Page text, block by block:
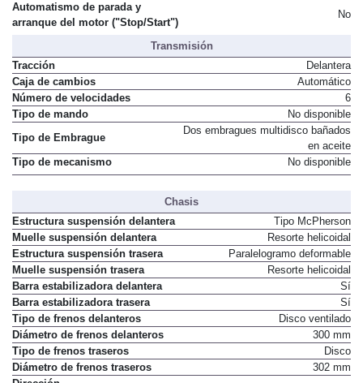
Automatismo de parada y
arranque del motor ("Stop/Start")
No
Transmisión
Tracción
Delantera
Caja de cambios
Automático
Número de velocidades
6
Tipo de mando
No disponible
Tipo de Embrague
Dos embragues multidisco bañados
en aceite
Tipo de mecanismo
No disponible
Chasis
Estructura suspensión delantera
Tipo McPherson
Muelle suspensión delantera
Resorte helicoidal
Estructura suspensión trasera
Paralelogramo deformable
Muelle suspensión trasera
Resorte helicoidal
Barra estabilizadora delantera
Sí
Barra estabilizadora trasera
Sí
Tipo de frenos delanteros
Disco ventilado
Diámetro de frenos delanteros
300 mm
Tipo de frenos traseros
Disco
Diámetro de frenos traseros
302 mm